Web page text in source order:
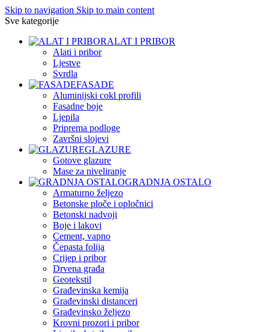
Skip to navigation Skip to main content
Sve kategorije
ALAT I PRIBOR
Alati i pribor
Ljestve
Svrdla
FASADE
Aluminijski cokl profili
Fasadne boje
Ljepila
Priprema podloge
Završni slojevi
GLAZURE
Gotove glazure
Mase za niveliranje
GRADNJA OSTALO
Armaturno željezo
Betonske ploče i opločnici
Betonski nadvoji
Boje i lakovi
Cement, vapno
Čepasta folija
Crijep i pribor
Drvena građa
Geotekstil
Građevinska kemija
Građevinski distanceri
Građevinsko željezo
Krovni prozori i pribor